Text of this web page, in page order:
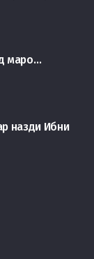
маро…
назди Ибни